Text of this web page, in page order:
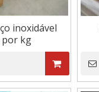
inoxidável
por kg